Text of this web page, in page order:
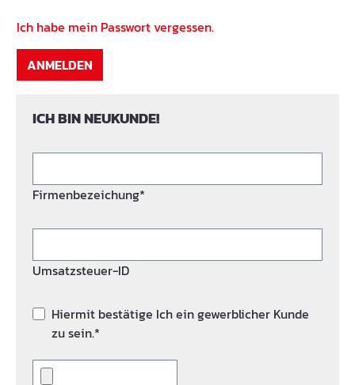
Ich habe mein Passwort vergessen.
ANMELDEN
ICH BIN NEUKUNDE!
Firmenbezeichung*
Umsatzsteuer-ID
Hiermit bestätige Ich ein gewerblicher Kunde
zu sein.*